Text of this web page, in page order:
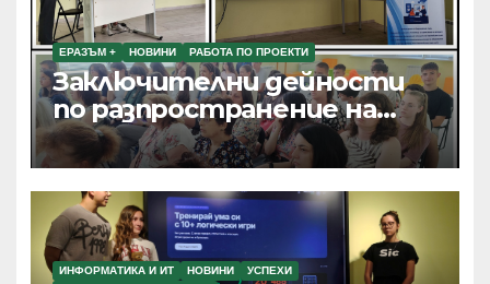
ЕРАЗЪМ + НОВИНИ РАБОТА ПО ПРОЕКТИ
Заключителни дейности
по разпространение на
резултатите от текущи
проекти по Програма
Еразъм+, ПОО и eTwinning
ИНФОРМАТИКА И ИТ НОВИНИ
УСПЕХИ